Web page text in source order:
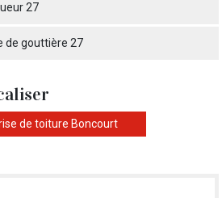
27
de gouttière 27
de toiture Boncourt